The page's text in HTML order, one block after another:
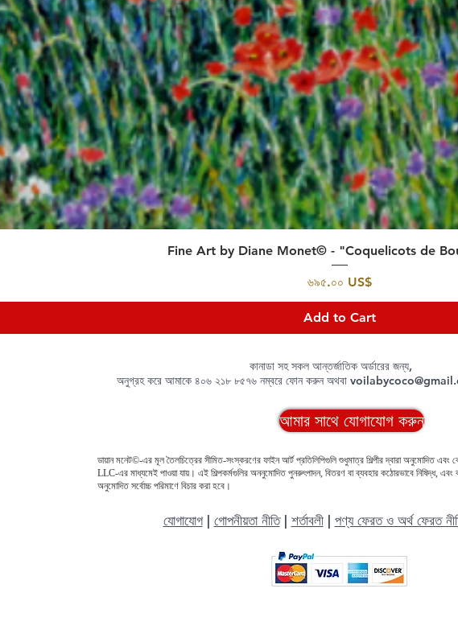
Quick View
Fine Art by Diane Monet© - "Coquelicots de
Price
৬৯৫.০০ US$
Add to Cart
কানাডা সহ সকল আন্তর্জাতিক অর্ডারের জন্য,
অনুগ্রহ করে আমাকে ৪০৬ ২১৮ ৮৫৭৬ নম্বরে ফোন করুন অথবা
আমার সাথে যোগাযোগ করুন
ডায়ান মনেট©-এর মূল তৈলচিত্রের সীমিত-সংস্করণের ফাইন আর্ট প্রতিলিপিগুলি শুধুমাত্র শিল্পীর দ্বারা অনুমোদিত
LLC-এর মাধ্যমেই পাওয়া যায়। এই শিল্পকর্মগুলির অননুমোদিত পুনরুৎপাদন, বিতরণ বা ব্যবহার কঠোরভাবে নিষিদ্ধ,
অনুমোদিত সর্বোচ্চ পরিমাণে বিচার করা হবে।
যোগাযোগ| গোপনীয়তা নীতি| শর্তাবলী| পণ্য ফেরত ও অর্থ ফেরত